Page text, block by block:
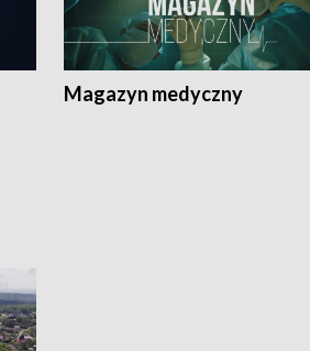
Magazyn medyczny